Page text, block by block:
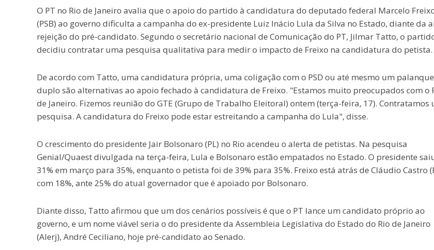
O PT no Rio de Janeiro avalia que o apoio do partido à candidatura do deputado federal Marcelo
(PSB) ao governo dificulta a campanha do ex-presidente Luiz Inácio Lula da Silva no Estado, diante da
rejeição do pré-candidato. Segundo o secretário nacional de Comunicação do PT, Jilmar Tatto, o
decidiu contratar uma pesquisa qualitativa para medir o impacto de Freixo na candidatura do petista.
De acordo com Tatto, uma candidatura própria, uma coligação com o PSD ou até mesmo um palanque
duplo são alternativas ao apoio fechado à candidatura de Freixo. "Estamos muito preocupados com o
de Janeiro. Fizemos reunião do GTE (Grupo de Trabalho Eleitoral) ontem (terça-feira, 17). Contratamos
pesquisa. A candidatura do Freixo pode estar estreitando a campanha do Lula", disse.
O crescimento do presidente Jair Bolsonaro (PL) no Rio acendeu o alerta de petistas. Na pesquisa
Genial/Quaest divulgada na terça-feira, Lula e Bolsonaro estão empatados no Estado. O presidente
31% em março para 35%, enquanto o petista foi de 39% para 35%. Freixo está atrás de Cláudio Castro
com 18%, ante 25% do atual governador que é apoiado por Bolsonaro.
Diante disso, Tatto afirmou que um dos cenários possíveis é que o PT lance um candidato próprio ao
governo, e um nome viável seria o do presidente da Assembleia Legislativa do Estado do Rio de Janeiro
(Alerj), André Ceciliano, hoje pré-candidato ao Senado.